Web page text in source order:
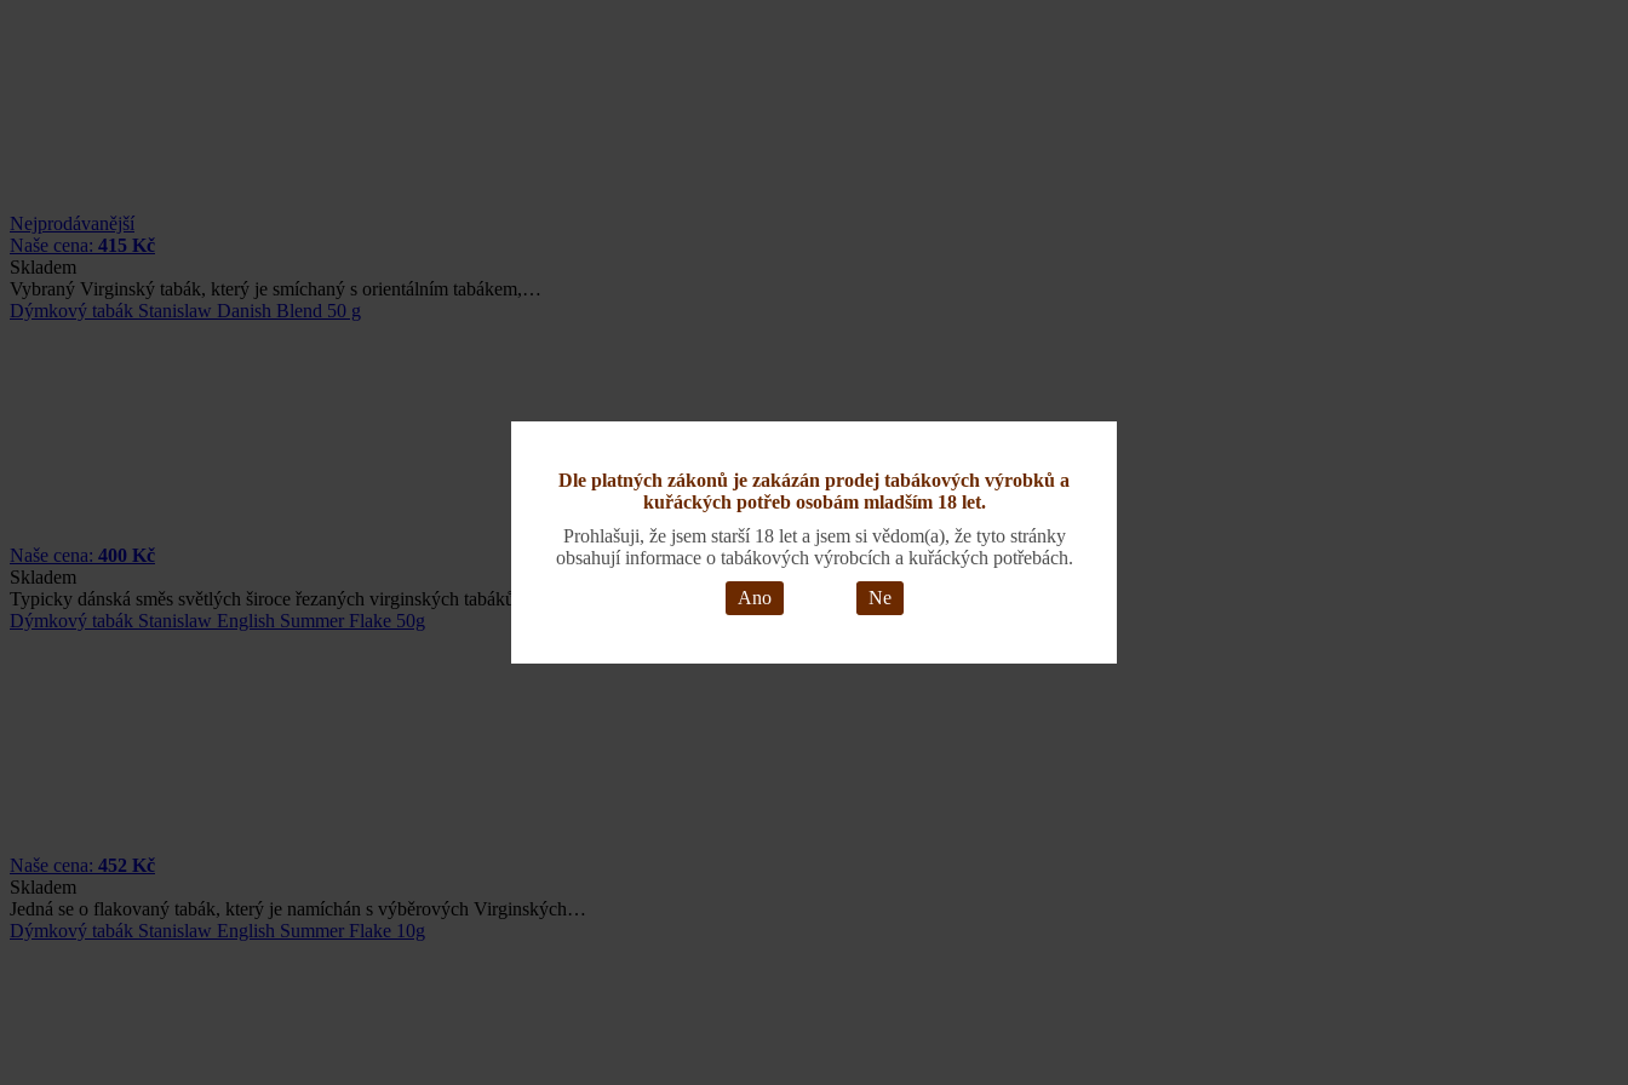
Nejprodávanější
Naše cena: 415 Kč
Skladem
Vybraný Virginský tabák, který je smíchaný s orientálním tabákem,…
Dýmkový tabák Stanislaw Danish Blend 50 g
Naše cena: 400 Kč
Skladem
Typicky dánská směs světlých široce řezaných virginských tabáků černého…
Dýmkový tabák Stanislaw English Summer Flake 50g
Naše cena: 452 Kč
Skladem
Jedná se o flakovaný tabák, který je namíchán s výběrových Virginských…
Dýmkový tabák Stanislaw English Summer Flake 10g
Dle platných zákonů je zakázán prodej tabákových výrobků a
kuřáckých potřeb osobám mladším 18 let.
Prohlašuji, že jsem starší 18 let a jsem si vědom(a), že tyto stránky
obsahují informace o tabákových výrobcích a kuřáckých potřebách.
Ano
Ne